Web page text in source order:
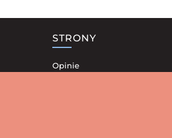
STRONY
Opinie